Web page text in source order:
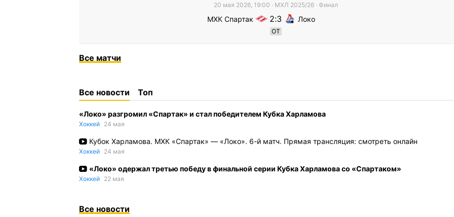
20 мая 2026, 19:00 · МХЛ 2025/26· Финал
МХК Спартак 2 3 Локо
ОТ
Все матчи
Все новости Топ
«Локо» разгромил «Спартак» и стал победителем Кубка Харламова
Хоккей 24 мая
Кубок Харламова. МХК «Спартак» — «Локо». 6-й матч. Прямая трансляция: смотреть онлайн
Хоккей 24 мая
«Локо» одержал третью победу в финальной серии Кубка Харламова со «Спартаком»
Хоккей 22 мая
Все новости